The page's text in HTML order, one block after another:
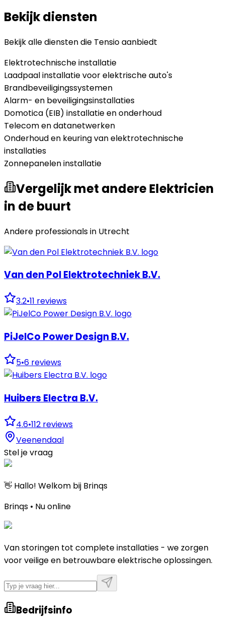
Bekijk diensten
Bekijk alle diensten die Tensioaanbiedt
Elektrotechnische installatie
Laadpaal installatie voor elektrische auto's
Brandbeveiligingssystemen
Alarm- en beveiligingsinstallaties
Domotica (EIB) installatie en onderhoud
Telecom en datanetwerken
Onderhoud en keuring van elektrotechnische
installaties
Zonnepanelen installatie
Vergelijk met andere Elektricien
in de buurt
Andere professionals in Utrecht
Van den Pol Elektrotechniek B.V.
3.2•11 reviews
PiJelCo Power Design B.V.
5•6 reviews
Huibers Electra B.V.
4.6•112 reviews
Veenendaal
Stel je vraag
👋 Hallo! Welkom bij Brinqs
Brinqs • Nu online
Van storingen tot complete installaties - we zorgen
voor veilige en betrouwbare elektrische oplossingen.
Bedrijfsinfo